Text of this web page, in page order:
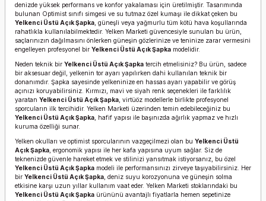
denizde yüksek performans ve konfor yakalaması için üretilmiştir. Tasarımında
bulunan Optimist sınıfı simgesi ve su tutmaz özel kumaşı ile dikkat çeken bu
Yelkenci Üstü Açık Şapka , güneşli veya yağmurlu tüm kötü hava koşullarında
rahatlıkla kullanılabilmektedir. Yelken Marketi güvencesiyle sunulan bu ürün,
saçlarınızın dağılmasını önlerken güneşin gözlerinize ve teninize zarar vermesini
engelleyen profesyonel bir Yelkenci Üstü Açık Şapka modelidir.
Neden teknik bir Yelkenci Üstü Açık Şapka tercih etmelisiniz? Bu ürün, sadece
bir aksesuar değil, yelkenin tor ayarı yapılırken dahi kullanılan teknik bir
donanımdır. Şapka sayesinde yelkeninize en hassas ayarı yapabilir ve görüş
açınızı koruyabilirsiniz. Kırmızı, mavi ve siyah renk seçenekleri ile farklılık
yaratan Yelkenci Üstü Açık Şapka , virtüöz modellerle birlikte profesyonel
sporcuların ilk tercihidir. Yelken Marketi üzerinden temin edebileceğiniz bu
Yelkenci Üstü Açık Şapka , hafif yapısı ile başınızda ağırlık yapmaz ve hızlı
kuruma özelliği sunar.
Yelken okulları ve optimist sporcularının vazgeçilmezi olan bu Yelkenci Üstü
Açık Şapka , ergonomik yapısı ile her kafa yapısına uyum sağlar. Siz de
teknenizde güvenle hareket etmek ve stilinizi yansıtmak istiyorsanız, bu özel
Yelkenci Üstü Açık Şapka modeli ile performansınızı zirveye taşıyabilirsiniz. Her
bir Yelkenci Üstü Açık Şapka , deniz suyu korozyonuna ve güneşin solma
etkisine karşı uzun yıllar kullanım vaat eder. Yelken Marketi stoklarındaki bu
Yelkenci Üstü Açık Şapka ürününü avantajlı fiyatlarla hemen sepetinize